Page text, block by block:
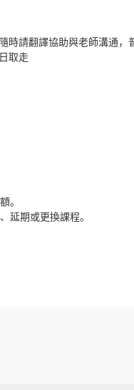
時請翻譯協助與老師溝通，
取走
。
延期或更換課程。